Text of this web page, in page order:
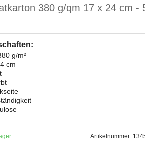
380 g/qm 17 x 24 cm -
g/m²
cm
Artikelnummer: